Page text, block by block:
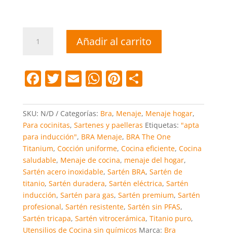
Titanium
Titanio
Puro
100%
|
Apta
Inducción
cantidad
Añadir al carrito
F
c
e
b
o
o
k
T
itt
er
E
ai
l
W
at
s
A
p
p
Pi
er
e
st
C
m
p
ar
tir
SKU: N/D Categorías: Bra, Menaje, Menaje hogar,
Para cocinitas, Sartenes y paelleras Etiquetas: "apta
para inducción", BRA Menaje, BRA The One
Titanium, Cocción uniforme, Cocina eficiente, Cocina
saludable, Menaje de cocina, menaje del hogar,
Sartén acero inoxidable, Sartén BRA, Sartén de
titanio, Sartén duradera, Sartén eléctrica, Sartén
inducción, Sartén para gas, Sartén premium, Sartén
profesional, Sartén resistente, Sartén sin PFAS,
Sartén tricapa, Sartén vitrocerámica, Titanio puro,
Utensilios de Cocina sin químicos Marca: Bra